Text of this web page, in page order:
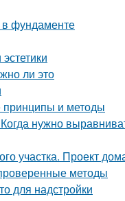
фундаменте
ли это
принципы и методы
нужно
участка. Проект
методы
для надстройки